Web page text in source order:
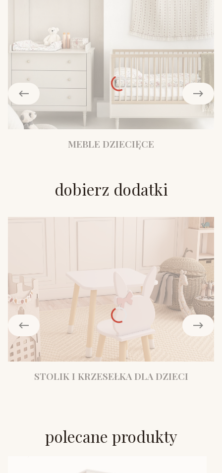
MEBLE DZIECIĘCE
dobierz dodatki
STOLIK I KRZESEŁKA DLA DZIECI
polecane produkty